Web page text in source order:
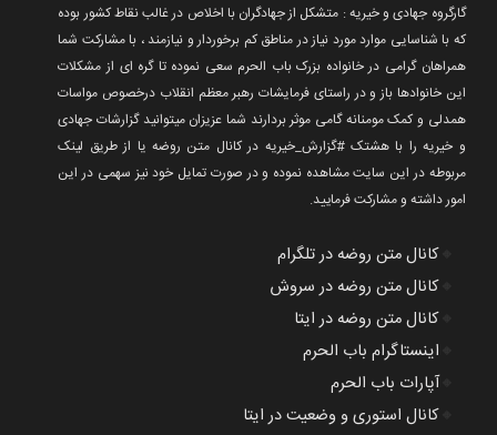
گارگروه جهادی و خیریه : متشکل از جهادگران با اخلاص در غالب نقاط کشور بوده
که با شناسایی موارد مورد نیاز در مناطق کم برخوردار و نیازمند ، با مشارکت شما
همراهان گرامی در خانواده بزرک باب الحرم سعی نموده تا گره ای از مشکلات
این خانوادها باز و در راستای فرمایشات رهبر معظم انقلاب درخصوص مواسات
همدلی و کمک مومنانه گامی موثر بردارند شما عزیزان میتوانید گزارشات جهادی
و خیریه را با هشتک #گزارش_خیریه در کانال متن روضه یا از طریق لینک
مربوطه در این سایت مشاهده نموده و در صورت تمایل خود نیز سهمی در این
امور داشته و مشارکت فرمایید.
🔸کانال متن روضه در تلگرام
🔸کانال متن روضه در سروش
🔸کانال متن روضه در ایتا
اینستاگرام باب الحرم
🔸آپارات باب الحرم
🔸کانال استوری و وضعیت در ایتا